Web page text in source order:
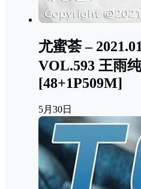
尤蜜荟 –
VOL.593 王雨纯
[48+1P509M]
5月30日